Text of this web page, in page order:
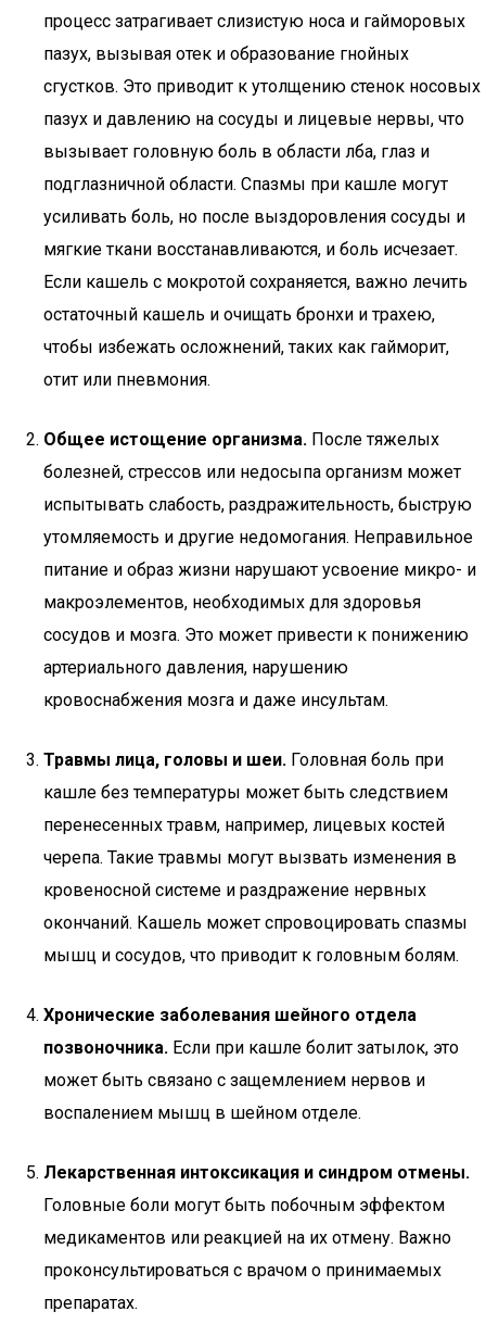
процесс затрагивает слизистую носа и гайморовых
пазух, вызывая отек и образование гнойных
сгустков. Это приводит к утолщению стенок носовых
пазух и давлению на сосуды и лицевые нервы, что
вызывает головную боль в области лба, глаз и
подглазничной области. Спазмы при кашле могут
усиливать боль, но после выздоровления сосуды и
мягкие ткани восстанавливаются, и боль исчезает.
Если кашель с мокротой сохраняется, важно лечить
остаточный кашель и очищать бронхи и трахею,
чтобы избежать осложнений, таких как гайморит,
отит или пневмония.
Общее истощение организма. После тяжелых
болезней, стрессов или недосыпа организм может
испытывать слабость, раздражительность, быструю
утомляемость и другие недомогания. Неправильное
питание и образ жизни нарушают усвоение микро- и
макроэлементов, необходимых для здоровья
сосудов и мозга. Это может привести к понижению
артериального давления, нарушению
кровоснабжения мозга и даже инсультам.
Травмы лица, головы и шеи. Головная боль при
кашле без температуры может быть следствием
перенесенных травм, например, лицевых костей
черепа. Такие травмы могут вызвать изменения в
кровеносной системе и раздражение нервных
окончаний. Кашель может спровоцировать спазмы
мышц и сосудов, что приводит к головным болям.
Хронические заболевания шейного отдела
позвоночника. Если при кашле болит затылок, это
может быть связано с защемлением нервов и
воспалением мышц в шейном отделе.
Лекарственная интоксикация и синдром отмены.
Головные боли могут быть побочным эффектом
медикаментов или реакцией на их отмену. Важно
проконсультироваться с врачом о принимаемых
препаратах.